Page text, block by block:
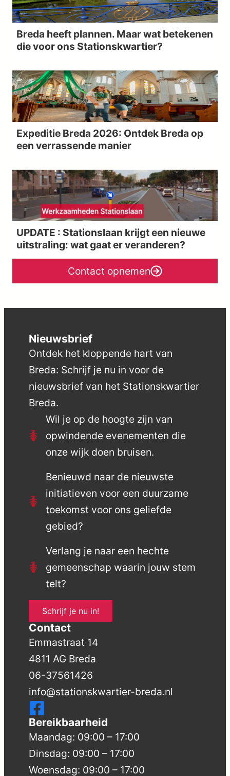
Breda heeft plannen. Maar wat betekenen
die voor ons Stationskwartier?
Expeditie Breda 2026: Ontdek Breda op
een verrassende manier
UPDATE : Stationslaan krijgt een nieuwe
uitstraling: wat gaat er veranderen?
Contact opnemen
Nieuwsbrief
Ontdek het kloppende hart van
Breda: Schrijf je nu in voor de
nieuwsbrief van het Stationskwartier
Breda.
Wil je op de hoogte zijn van
opwindende evenementen die
onze wijk doen bruisen.
Benieuwd naar de nieuwste
initiatieven voor een duurzame
toekomst voor ons geliefde
gebied?
Verlang je naar een hechte
gemeenschap waarin jouw stem
telt?
Schrijf je nu in!
Contact
Emmastraat 14
4811 AG Breda
06-37561426
info@stationskwartier-breda.nl
Bereikbaarheid
Maandag: 09:00 – 17:00
Dinsdag: 09:00 – 17:00
Woensdag: 09:00 – 17:00